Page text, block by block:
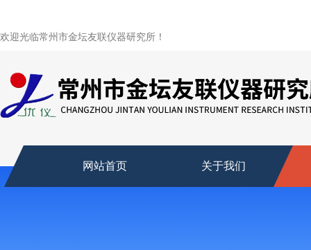
欢迎光临常州市金坛友联仪器研究所！
网站首页 关于我们